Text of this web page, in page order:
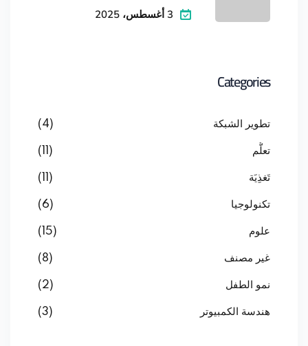
3 أغسطس، 2025
Categories
تطوير الشبكة (4)
تعلُّم (11)
تَغذِيَة (11)
تكنولوجيا (6)
علوم (15)
غير مصنف (8)
نمو الطفل (2)
هندسة الكمبيوتر (3)